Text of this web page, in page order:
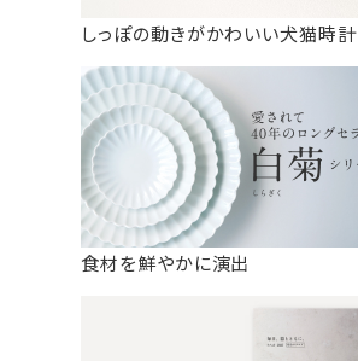
しっぽの動きがかわいい犬猫時計
食材を鮮やかに演出